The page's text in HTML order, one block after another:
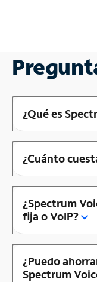
¿Qué es
¿Cuánto
¿Spectrum
fija o VoIP?
¿Puedo
Spectrum